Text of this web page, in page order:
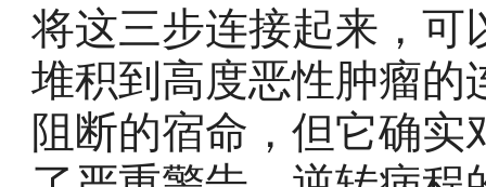
将这三步连接起来，
堆积到高度恶性肿瘤
阻断的宿命，但它确实